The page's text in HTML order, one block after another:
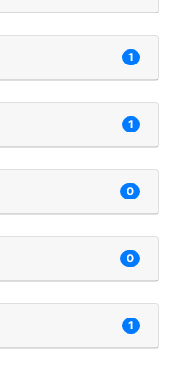
1
1
0
0
1